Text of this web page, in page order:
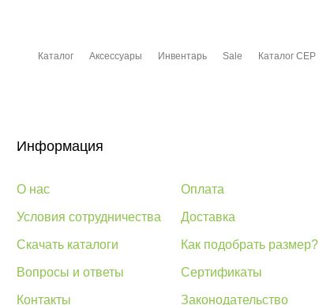
Каталог Аксессуары Инвентарь Sale Каталог CEP
Информация
О нас
Условия сотрудничества
Скачать каталоги
Вопросы и ответы
Контакты
Оплата
Доставка
Как подобрать размер?
Сертификаты
Законодательство